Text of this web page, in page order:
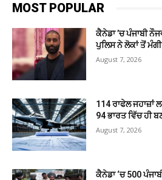
MOST POPULAR
ਕੈਨੇਡਾ ’ਚ ਪੰਜਾਬੀ
ਪੁਲਿਸ ਨੇ ਲੋਕਾਂ ਤੋਂ
August 7, 2026
114 ਰਾਫੇਲ ਜਹਾਜ਼ਾਂ
94 ਭਾਰਤ ਵਿੱਚ ਹੀ
August 7, 2026
ਕੈਨੇਡਾ ‘ਚ 500